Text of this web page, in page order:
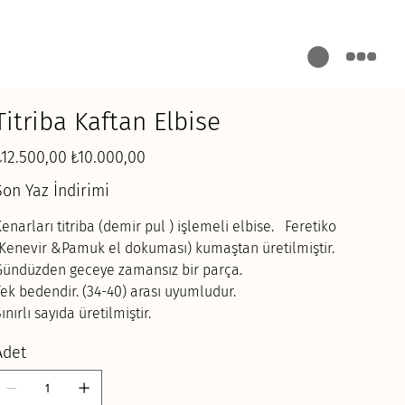
Kaftan Elbise
İndirimli
fiyat
₺10.000,00
Yaz İndirimi
titriba (demir pul ) işlemeli elbise. Feretiko
&Pamuk el dokuması) kumaştan üretilmiştir.
geceye zamansız bir parça.
bedendir. (34-40) arası uyumludur.
sayıda üretilmiştir.